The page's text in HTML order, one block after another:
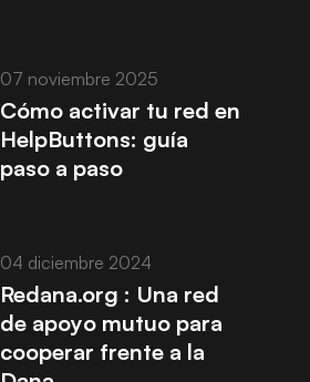
07 noviembre 2025
Cómo activar tu red en
HelpButtons: guía
paso a paso
04 diciembre 2024
Redana.org : Una red
de apoyo mutuo para
cooperar frente a la